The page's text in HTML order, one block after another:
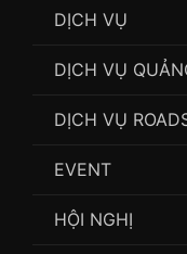
DỊCH VỤ
DỊCH VỤ
DỊCH VỤ
EVENT
HỘI NGHỊ